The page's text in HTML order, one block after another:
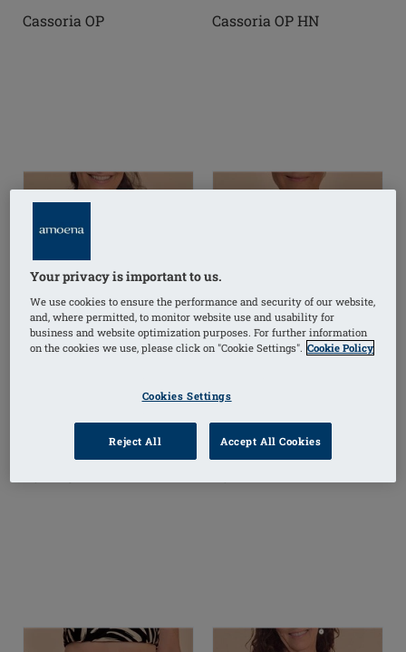
Cassoria OP Cassoria OP HN
Your privacy is important to us.
We use cookies to ensure the performance and security of our website,
and, where permitted, to monitor website use and usability for
business and website optimization purposes. For further information
on the cookies we use, please click on "Cookie Settings". Cookie Policy
Cookies Settings
Reject All Accept All Cookies